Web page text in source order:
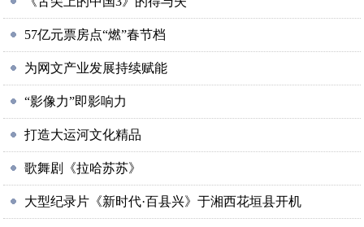
57亿元票房点“燃”春节档
为网文产业发展持续赋能
“影像力”即影响力
打造大运河文化精品
歌舞剧《拉哈苏苏》
大型纪录片《新时代·百县兴》于湘西花垣县开机